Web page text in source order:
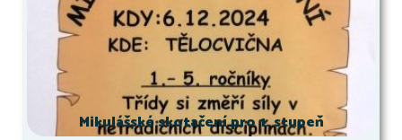
Mikulášské skotačení pro 1. stupeň